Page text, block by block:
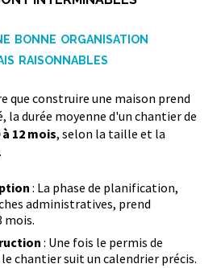
bonne organisation
raisonnables
que construire une maison prend
la durée moyenne d'un chantier de
à 12 mois, selon la taille et la
: La phase de planification,
administratives, prend
mois.
: Une fois le permis de
chantier suit un calendrier précis.